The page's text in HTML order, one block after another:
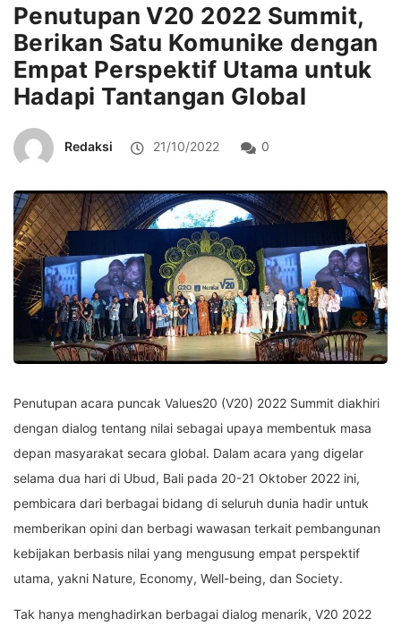
Penutupan V20 2022 Summit,
Berikan Satu Komunike dengan
Empat Perspektif Utama untuk
Hadapi Tantangan Global
Redaksi 21/10/2022 0
Penutupan acara puncak Values20 (V20) 2022 Summit diakhiri
dengan dialog tentang nilai sebagai upaya membentuk masa
depan masyarakat secara global. Dalam acara yang digelar
selama dua hari di Ubud, Bali pada 20-21 Oktober 2022 ini,
pembicara dari berbagai bidang di seluruh dunia hadir untuk
memberikan opini dan berbagi wawasan terkait pembangunan
kebijakan berbasis nilai yang mengusung empat perspektif
utama, yakni Nature, Economy, Well-being, dan Society.
Tak hanya menghadirkan berbagai dialog menarik, V20 2022